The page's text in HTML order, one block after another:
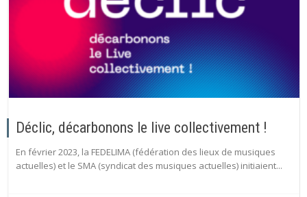
Déclic, décarbonons le live collectivement !
En février 2023, la FEDELIMA (fédération des lieux de musiques
actuelles) et le SMA (syndicat des musiques actuelles) initiaient...